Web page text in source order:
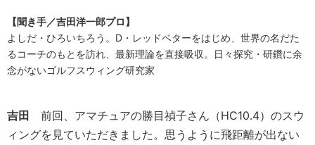
【聞き手／吉田洋一郎プロ】
よしだ・ひろいちろう。D・レッドベターをはじめ、世界の名だた
るコーチのもとを訪れ、最新理論を直接吸収。日々探究・研鑽に余
念がないゴルフスウィング研究家
吉田
前回、アマチュアの勝目禎子さん（HC10.4）のスウ
ィングを見ていただきました。思うように飛距離が出ない